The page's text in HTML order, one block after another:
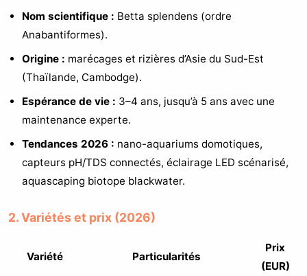
Nom scientifique : Betta splendens (ordre
Anabantiformes).
Origine : marécages et rizières d’Asie du Sud-Est
(Thaïlande, Cambodge).
Espérance de vie : 3–4 ans, jusqu’à 5 ans avec une
maintenance experte.
Tendances 2026 : nano-aquariums domotiques,
capteurs pH/TDS connectés, éclairage LED scénarisé,
aquascaping biotope blackwater.
2. Variétés et prix (2026)
Variété Particularités
Prix
(EUR)